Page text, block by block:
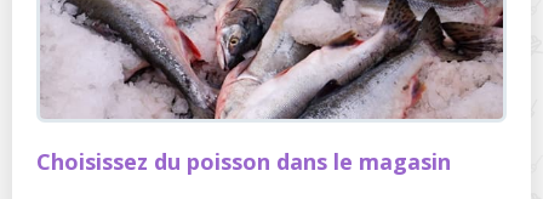
Choisissez du poisson dans le magasin